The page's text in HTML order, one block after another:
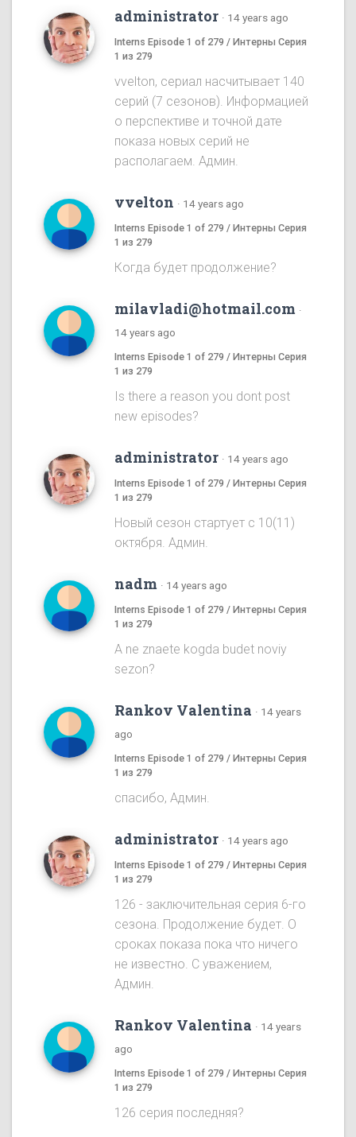
administrator · 14 years ago
Interns Episode 1 of 279 / Интерны Серия
1 из 279
vvelton, сериал насчитывает 140
серий (7 сезонов). Информацией
о перспективе и точной дате
показа новых серий не
располагаем. Админ.
vvelton · 14 years ago
Interns Episode 1 of 279 / Интерны Серия
1 из 279
Когда будет продолжение?
milavladi@hotmail.com ·
14 years ago
Interns Episode 1 of 279 / Интерны Серия
1 из 279
Is there a reason you dont post
new episodes?
administrator · 14 years ago
Interns Episode 1 of 279 / Интерны Серия
1 из 279
Новый сезон стартует с 10(11)
октября. Админ.
nadm · 14 years ago
Interns Episode 1 of 279 / Интерны Серия
1 из 279
A ne znaete kogda budet noviy
sezon?
Rankov Valentina · 14 years
ago
Interns Episode 1 of 279 / Интерны Серия
1 из 279
спасибо, Админ.
administrator · 14 years ago
Interns Episode 1 of 279 / Интерны Серия
1 из 279
126 - заключительная серия 6-го
сезона. Продолжение будет. О
сроках показа пока что ничего
не известно. С уважением,
Админ.
Rankov Valentina · 14 years
ago
Interns Episode 1 of 279 / Интерны Серия
1 из 279
126 серия последняя?